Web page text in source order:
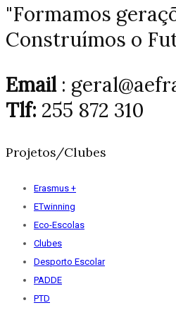
"Formamos
Construímos o
Email:
Tlf: 255 872 310
Projetos/Clubes
Erasmus +
ETwinning
Eco-Escolas
Clubes
Desporto Escolar
PADDE
PTD